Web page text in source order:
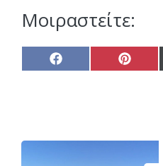
Μοιραστείτε:
Share
on
Share
on